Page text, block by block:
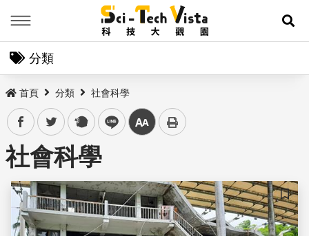
展
分類
首頁 分類 社會科學
facebooktwitter plurk line 中
社會科學
儲存